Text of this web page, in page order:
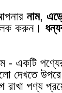
নাম,
করুন।
- একটি
দেখতে
পণ্য